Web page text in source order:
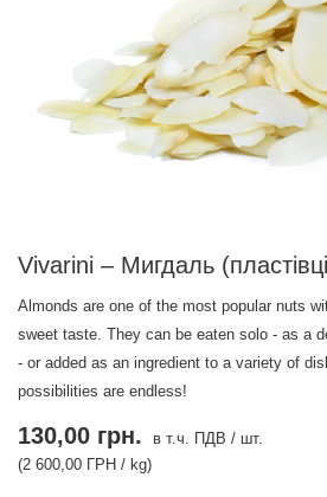
Vivarini – Мигдаль
Almonds are one of the most popular nuts
sweet taste. They can be eaten solo - as a
- or added as an ingredient to a variety of
possibilities are endless!
130,00 грн. в т.ч. ПДВ / шт.
(2 600,00 ГРН / kg)